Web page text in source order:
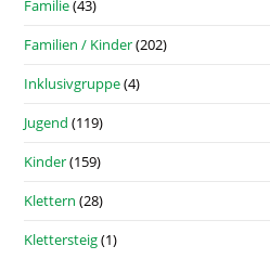
Familie(43)
Familien / Kinder(202)
Inklusivgruppe(4)
Jugend (119)
Kinder(159)
Klettern (28)
Klettersteig(1)